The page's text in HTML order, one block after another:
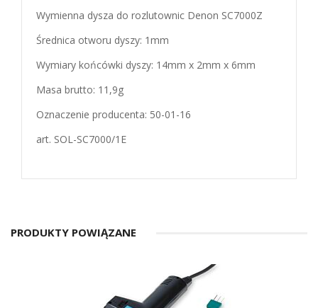
Wymienna dysza do rozlutownic Denon SC7000Z
Średnica otworu dyszy: 1mm
Wymiary końcówki dyszy: 14mm x 2mm x 6mm
Masa brutto: 11,9g
Oznaczenie producenta: 50-01-16
art. SOL-SC7000/1E
PRODUKTY POWIĄZANE